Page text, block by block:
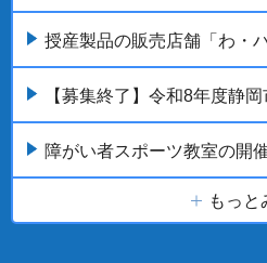
授産製品の販売店舗「わ・
【募集終了】令和8年度静
障がい者スポーツ教室の開
もっと